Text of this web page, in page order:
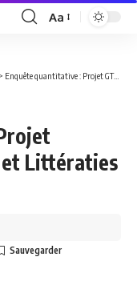
Font
Aa
> Enquête quantitative : Projet GTNum ELN – Enfances et Littératies Numériques
et Littératies